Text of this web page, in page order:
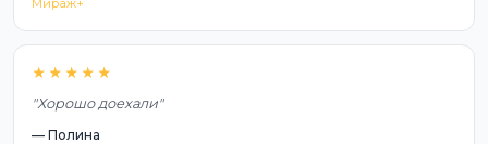
Мираж+
★★★★★
"Хорошо доехали"
— Полина